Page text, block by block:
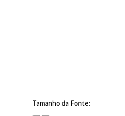
Tamanho da Fonte: